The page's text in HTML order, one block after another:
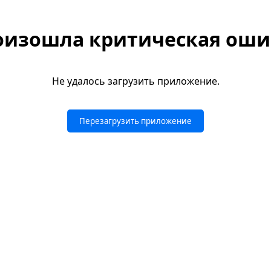
критическая
Не удалось загрузить приложение.
Перезагрузить приложение